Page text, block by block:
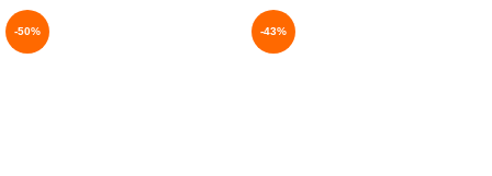
-50% -43%